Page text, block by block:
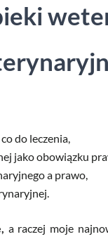
do leczenia,
jako obowiązku
a prawo,
a raczej moje